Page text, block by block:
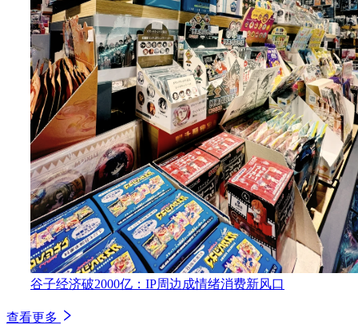
谷子经济破2000亿：IP周边成情绪消费新风口
查看更多